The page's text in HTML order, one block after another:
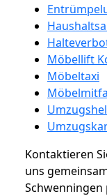
Möbellift
Möbeltaxi
Kontaktieren
uns
Schwenningen